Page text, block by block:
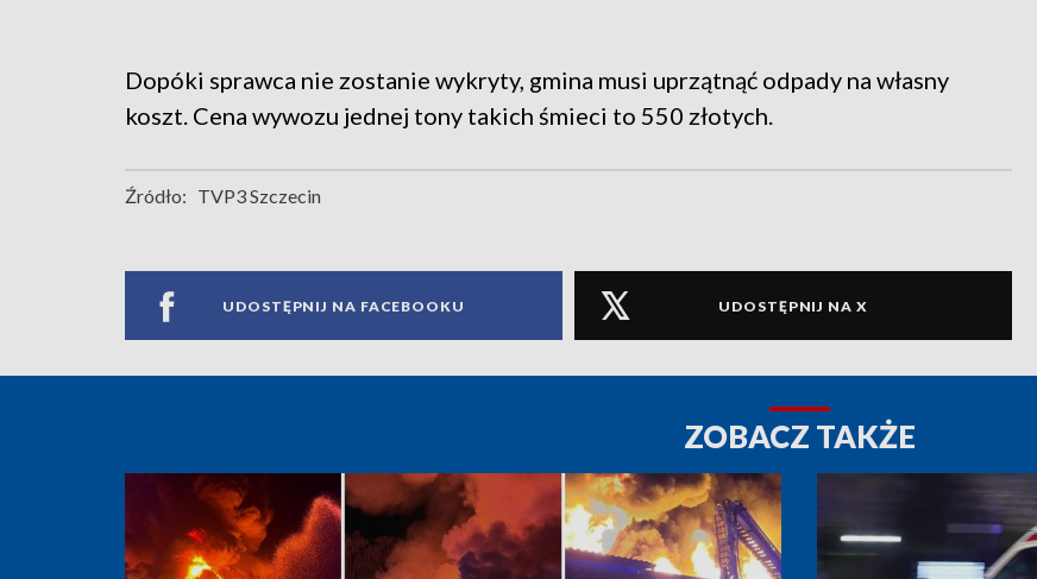
Dopóki sprawca nie zostanie wykryty, gmina musi uprzątnąć odpady na własny
koszt. Cena wywozu jednej tony takich śmieci to 550 złotych.
Źródło: TVP3 Szczecin
UDOSTĘPNIJ NA FACEBOOKU UDOSTĘPNIJ NA X
ZOBACZ TAKŻE